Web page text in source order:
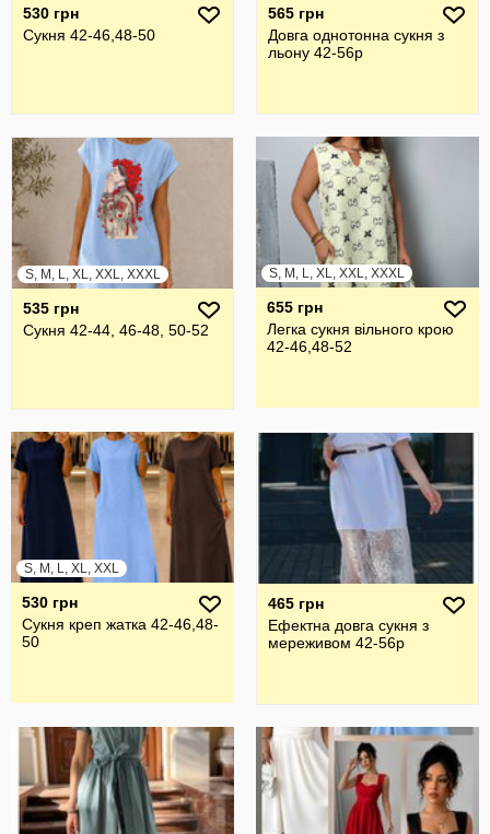
530 грн
Сукня 42-46,48-50
565 грн
Довга однотонна сукня з
льону 42-56р
S, M, L, XL, XXL, XXXL
535 грн
Сукня 42-44, 46-48, 50-52
S, M, L, XL, XXL, XXXL
655 грн
Легка сукня вільного крою
42-46,48-52
S, M, L, XL, XXL
530 грн
Сукня креп жатка 42-46,48-
50
465 грн
Ефектна довга сукня з
мереживом 42-56р